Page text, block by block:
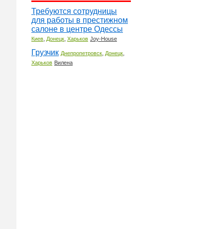
Требуются сотрудницы
для работы в престижном
салоне в центре Одессы
Киев, Донецк, Харьков Joy-House
Грузчик Днепропетровск, Донецк,
Харьков Вилена